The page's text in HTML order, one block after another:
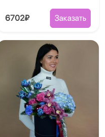
6702₽ Заказать